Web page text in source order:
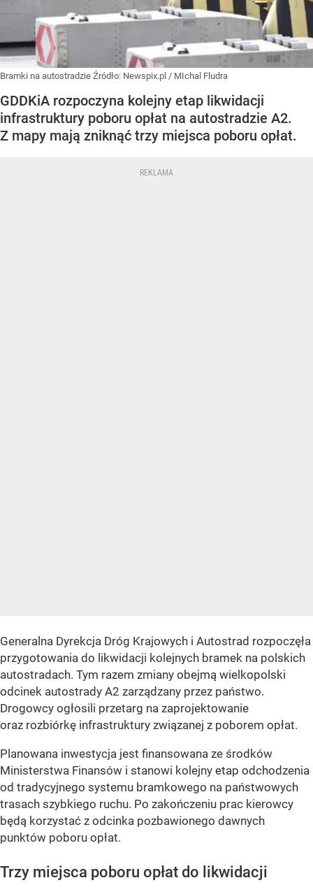
Bramki na autostradzie Źródło: Newspix.pl / MIchal Fludra
GDDKiA rozpoczyna kolejny etap likwidacji
infrastruktury poboru opłat na autostradzie A2.
Z mapy mają zniknąć trzy miejsca poboru opłat.
Generalna Dyrekcja Dróg Krajowych i Autostrad rozpoczęła
przygotowania do likwidacji kolejnych bramek na polskich
autostradach. Tym razem zmiany obejmą wielkopolski
odcinek autostrady A2 zarządzany przez państwo.
Drogowcy ogłosili przetarg na zaprojektowanie
oraz rozbiórkę infrastruktury związanej z poborem opłat.
Planowana inwestycja jest finansowana ze środków
Ministerstwa Finansów i stanowi kolejny etap odchodzenia
od tradycyjnego systemu bramkowego na państwowych
trasach szybkiego ruchu. Po zakończeniu prac kierowcy
będą korzystać z odcinka pozbawionego dawnych
punktów poboru opłat.
Trzy miejsca poboru opłat do likwidacji